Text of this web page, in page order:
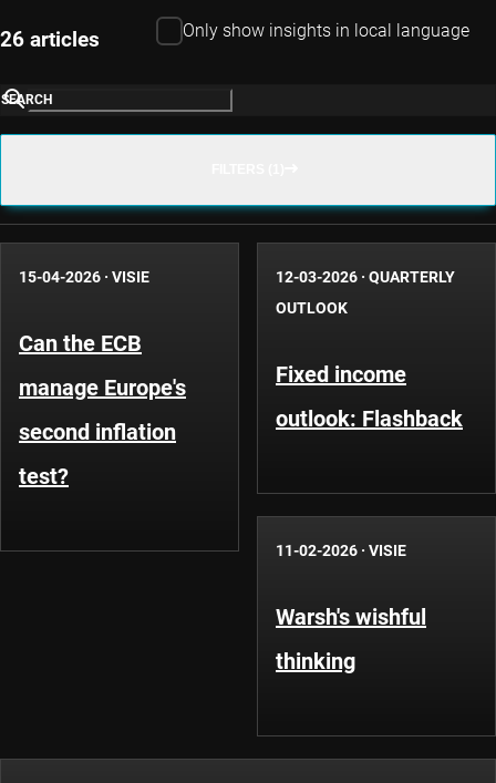
26 articles Only show insights in local language
SEARCH
15-04-2026 · VISIE
Can the ECB
manage Europe's
second inflation
test?
12-03-2026 · QUARTERLY
OUTLOOK
Fixed income
outlook: Flashback
11-02-2026 · VISIE
Warsh's wishful
thinking